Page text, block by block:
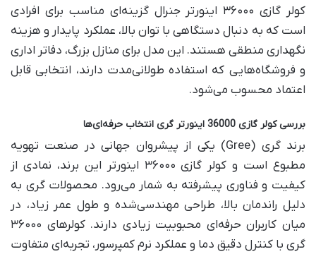
کولر گازی ۳۶۰۰۰ اینورتر جنرال گزینه‌ای مناسب برای افرادی
است که به دنبال دستگاهی با توان بالا، عملکرد پایدار و هزینه
نگهداری منطقی هستند. این مدل برای منازل بزرگ، دفاتر اداری
و فروشگاه‌هایی که استفاده طولانی‌مدت دارند، انتخابی قابل
اعتماد محسوب می‌شود.
بررسی کولر گازی 36000 اینورتر گری انتخاب حرفه‌ای‌ها
برند گری (Gree) یکی از پیشروان جهانی در صنعت تهویه
مطبوع است و کولر گازی ۳۶۰۰۰ اینورتر این برند، نمادی از
کیفیت و فناوری پیشرفته به شمار می‌رود. محصولات گری به
دلیل راندمان بالا، طراحی مهندسی‌شده و طول عمر زیاد، در
میان کاربران حرفه‌ای محبوبیت زیادی دارند. کولرهای ۳۶۰۰۰
گری با کنترل دقیق دما و عملکرد نرم کمپرسور، تجربه‌ای متفاوت